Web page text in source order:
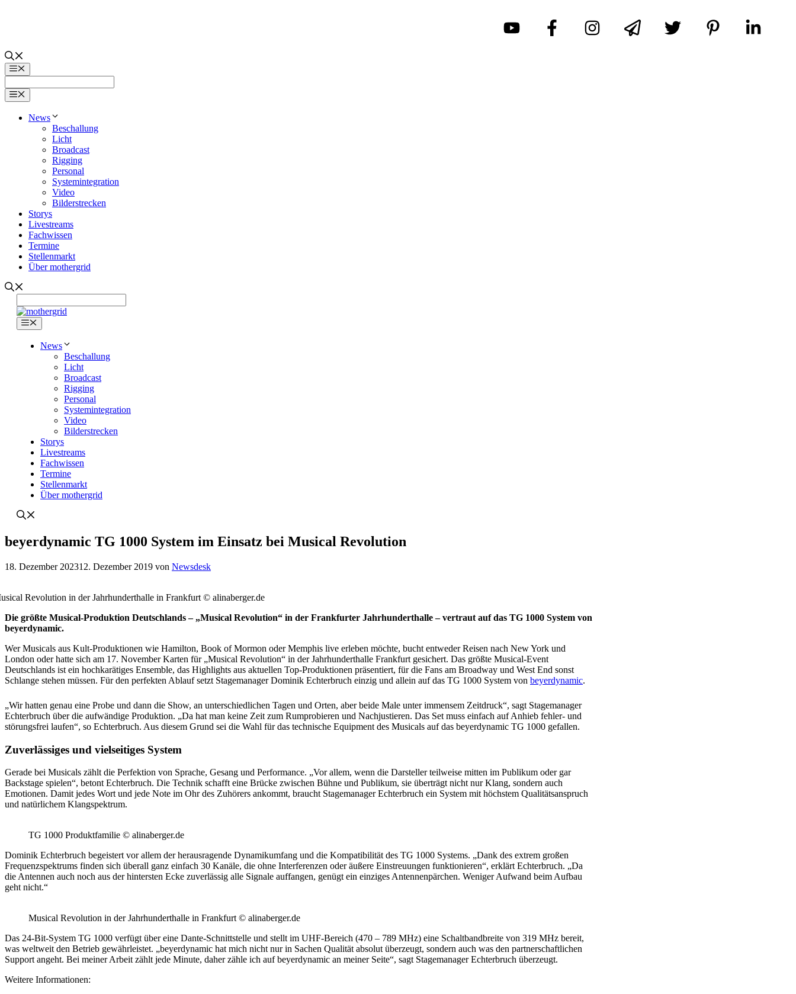
Menü
Menü
News
Beschallung
Licht
Broadcast
Rigging
Personal
Systemintegration
Video
Bilderstrecken
Storys
Livestreams
Fachwissen
Termine
Stellenmarkt
Über mothergrid
Menü
News
Beschallung
Licht
Broadcast
Rigging
Personal
Systemintegration
Video
Bilderstrecken
Storys
Livestreams
Fachwissen
Termine
Stellenmarkt
Über mothergrid
beyerdynamic TG 1000 System im Einsatz bei Musical Revolution
18. Dezember 202312. Dezember 2019 von Newsdesk
Revolution in der Jahrhunderthalle in Frankfurt © alinaberger.de
Die größte Musical-Produktion Deutschlands – „Musical Revolution“ in der Frankfurter Jahrhunderthalle – vertraut auf das TG 1000 System von
beyerdynamic.
Wer Musicals aus Kult-Produktionen wie Hamilton, Book of Mormon oder Memphis live erleben möchte, bucht entweder Reisen nach New York und
London oder hatte sich am 17. November Karten für „Musical Revolution“ in der Jahrhunderthalle Frankfurt gesichert. Das größte Musical-Event
Deutschlands ist ein hochkarätiges Ensemble, das Highlights aus aktuellen Top-Produktionen präsentiert, für die Fans am Broadway und West End sonst
Schlange stehen müssen. Für den perfekten Ablauf setzt Stagemanager Dominik Echterbruch einzig und allein auf das TG 1000 System von beyerdynamic.
„Wir hatten genau eine Probe und dann die Show, an unterschiedlichen Tagen und Orten, aber beide Male unter immensem Zeitdruck“, sagt Stagemanager
Echterbruch über die aufwändige Produktion. „Da hat man keine Zeit zum Rumprobieren und Nachjustieren. Das Set muss einfach auf Anhieb fehler- und
störungsfrei laufen“, so Echterbruch. Aus diesem Grund sei die Wahl für das technische Equipment des Musicals auf das beyerdynamic TG 1000 gefallen.
Zuverlässiges und vielseitiges System
Gerade bei Musicals zählt die Perfektion von Sprache, Gesang und Performance. „Vor allem, wenn die Darsteller teilweise mitten im Publikum oder gar
Backstage spielen“, betont Echterbruch. Die Technik schafft eine Brücke zwischen Bühne und Publikum, sie überträgt nicht nur Klang, sondern auch
Emotionen. Damit jedes Wort und jede Note im Ohr des Zuhörers ankommt, braucht Stagemanager Echterbruch ein System mit höchstem Qualitätsanspruch
und natürlichem Klangspektrum.
TG 1000 Produktfamilie © alinaberger.de
Dominik Echterbruch begeistert vor allem der herausragende Dynamikumfang und die Kompatibilität des TG 1000 Systems. „Dank des extrem großen
Frequenzspektrums finden sich überall ganz einfach 30 Kanäle, die ohne Interferenzen oder äußere Einstreuungen funktionieren“, erklärt Echterbruch. „Da
die Antennen auch noch aus der hintersten Ecke zuverlässig alle Signale auffangen, genügt ein einziges Antennenpärchen. Weniger Aufwand beim Aufbau
geht nicht.“
Musical Revolution in der Jahrhunderthalle in Frankfurt © alinaberger.de
Das 24-Bit-System TG 1000 verfügt über eine Dante-Schnittstelle und stellt im UHF-Bereich (470 – 789 MHz) eine Schaltbandbreite von 319 MHz bereit,
was weltweit den Betrieb gewährleistet. „beyerdynamic hat mich nicht nur in Sachen Qualität absolut überzeugt, sondern auch was den partnerschaftlichen
Support angeht. Bei meiner Arbeit zählt jede Minute, daher zähle ich auf beyerdynamic an meiner Seite“, sagt Stagemanager Echterbruch überzeugt.
Weitere Informationen: